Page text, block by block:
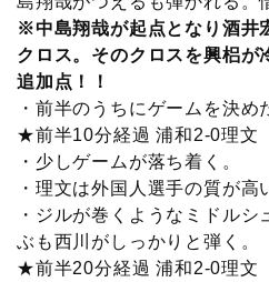
※中島翔哉が起点となり酒井
クロス。そのクロスを興梠が
追加点！！
・前半のうちにゲームを決め
★前半10分経過 浦和2-0理文
・少しゲームが落ち着く。
・理文は外国人選手の質が高
・ジルが巻くようなミドル
ぶも西川がしっかりと弾く。
★前半20分経過 浦和2-0理文